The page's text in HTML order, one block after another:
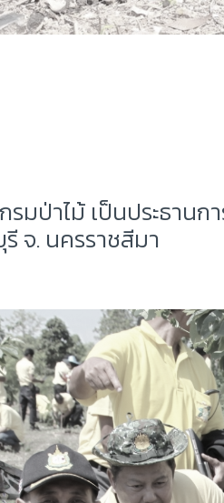
ป่าไม้ เป็นประธาน
จ. นครราชสีมา